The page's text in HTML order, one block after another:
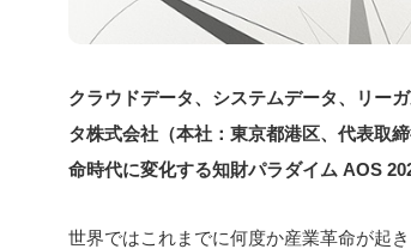
クラウドデータ、システムデータ、リー
タ株式会社（本社：東京都港区、代表取
命時代に変化する知財パラダイム AOS
世界ではこれまでに何度か産業革命が起